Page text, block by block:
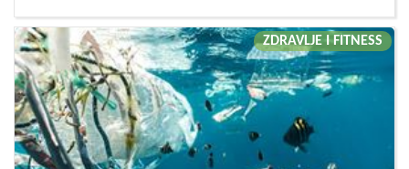
ZDRAVLJE I FITNESS